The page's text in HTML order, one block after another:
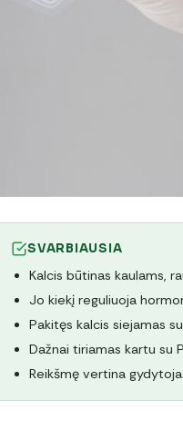
SVARBIAUSIA
Kalcis būtinas kaulams,
Jo kiekį reguliuoja
Pakitęs kalcis siejamas
Dažnai tiriamas kartu su
Reikšmę vertina